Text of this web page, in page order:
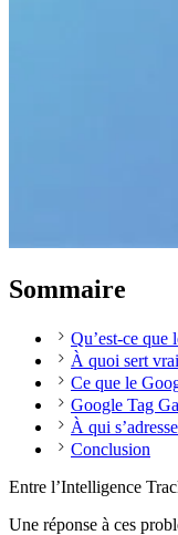
Sommaire
Qu’est-ce
À quoi sert
Ce que le
Google Tag
À qui
Conclusion
Entre l’Intelligence
Une réponse à ces